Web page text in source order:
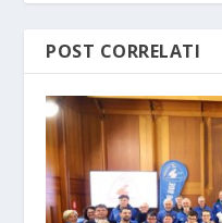
POST CORRELATI